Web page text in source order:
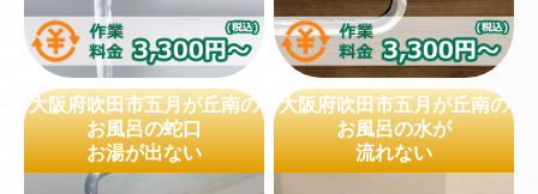
大阪府吹田市五月が丘南の
お風呂の蛇口
お湯が出ない
大阪府吹田市五月が丘南の
お風呂の水が
流れない